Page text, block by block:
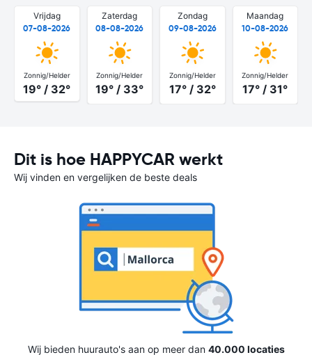
Vrijdag
07-08-2026
Zonnig/Helder
19° / 32°
Zaterdag
08-08-2026
Zonnig/Helder
19° / 33°
Zondag
09-08-2026
Zonnig/Helder
17° / 32°
Maandag
10-08-2026
Zonnig/Helder
17° / 31°
Dit is hoe HAPPYCAR werkt
Wij vinden en vergelijken de beste deals
Wij bieden huurauto's aan op meer dan 40.000 locaties